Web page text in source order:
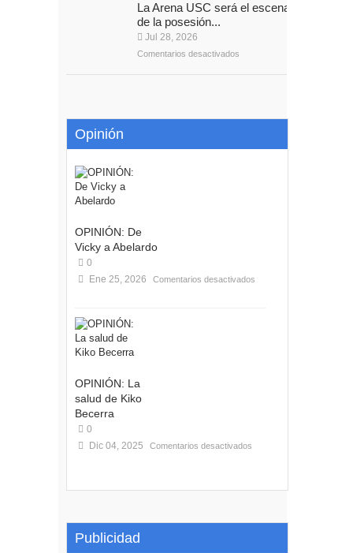
La Arena USC será el escenario
de la posesión...
Jul 28, 2026
Comentarios desactivados
Opinión
OPINIÓN: De
Vicky a Abelardo
0
Ene 25, 2026
Comentarios desactivados
OPINIÓN: La
salud de Kiko
Becerra
0
Dic 04, 2025
Comentarios desactivados
Publicidad